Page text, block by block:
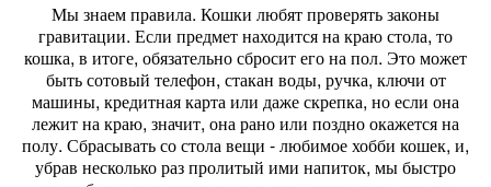
Мы знаем правила. Кошки любят проверять законы
гравитации. Если предмет находится на краю стола, то
кошка, в итоге, обязательно сбросит его на пол. Это может
быть сотовый телефон, стакан воды, ручка, ключи от
машины, кредитная карта или даже скрепка, но если она
лежит на краю, значит, она рано или поздно окажется на
полу. Сбрасывать со стола вещи - любимое хобби кошек, и,
убрав несколько раз пролитый ими напиток, мы быстро